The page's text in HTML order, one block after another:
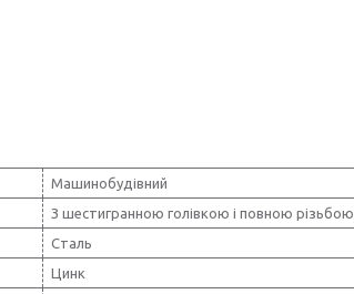
Машинобудівний
З шестигранною голівкою і повною різьбою
Сталь
Цинк